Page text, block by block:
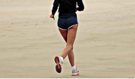
budowie?